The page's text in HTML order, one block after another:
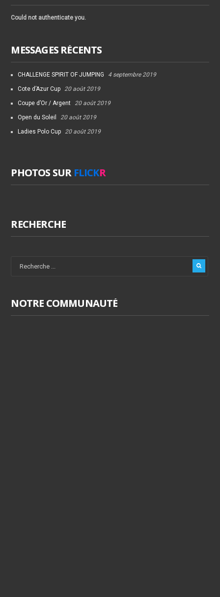
Could not authenticate you.
MESSAGES RÉCENTS
CHALLENGE SPIRIT OF JUMPING 4 septembre 2019
Cote d’Azur Cup 20 août 2019
Coupe d’Or / Argent 20 août 2019
Open du Soleil 20 août 2019
Ladies Polo Cup 20 août 2019
PHOTOS SUR FLICKR
RECHERCHE
NOTRE COMMUNAUTÉ